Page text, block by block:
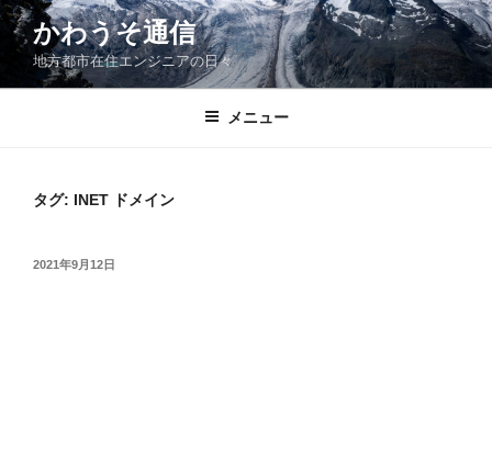
コ
ン
ン
かわうそ通信
地方都市在住エンジニアの日々
メニュー
タグ: INET ドメイン
投
2021年9月12日